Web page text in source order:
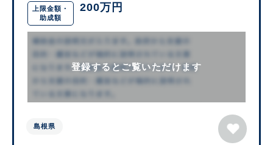
上限金額・
助成額
200万円
登録するとご覧いただけます
島根県